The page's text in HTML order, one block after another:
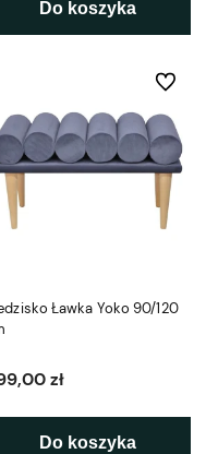
Do koszyka
Ławka Yoko 90/120
zł
Do koszyka
Do